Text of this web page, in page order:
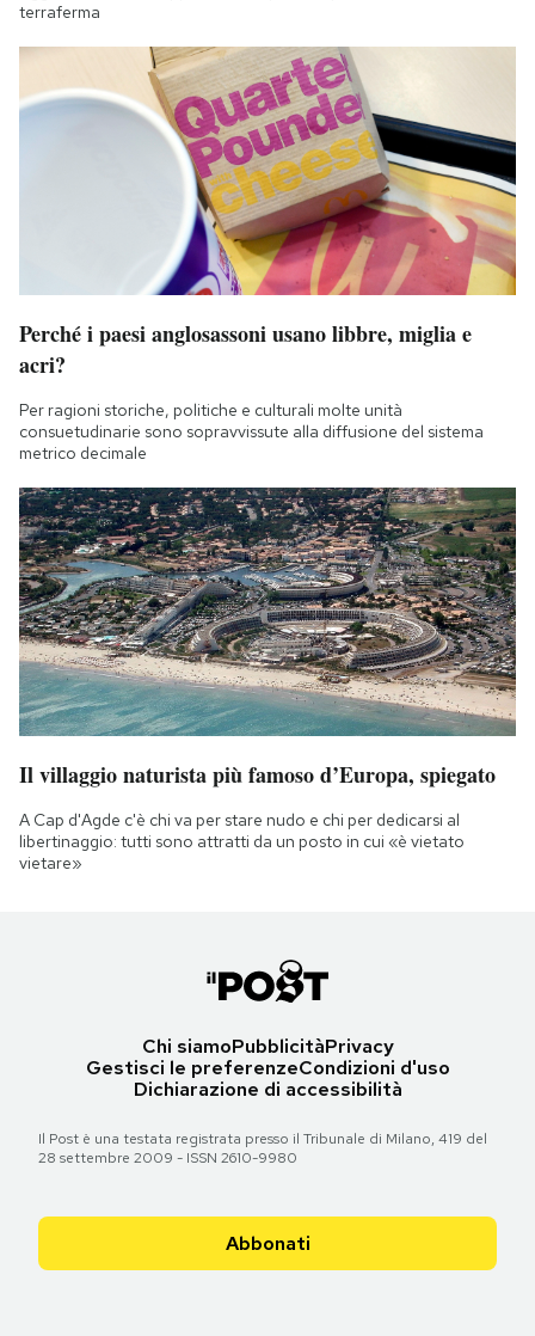
terraferma
Perché i paesi anglosassoni usano libbre, miglia e
acri?
Per ragioni storiche, politiche e culturali molte unità
consuetudinarie sono sopravvissute alla diffusione del sistema
metrico decimale
Il villaggio naturista più famoso d’Europa, spiegato
A Cap d'Agde c'è chi va per stare nudo e chi per dedicarsi al
libertinaggio: tutti sono attratti da un posto in cui «è vietato
vietare»
Chi siamoPubblicitàPrivacy
Gestisci le preferenzeCondizioni d'uso
Dichiarazione di accessibilità
Il Post è una testata registrata presso il Tribunale di Milano, 419 del
28 settembre 2009 - ISSN 2610-9980
Abbonati